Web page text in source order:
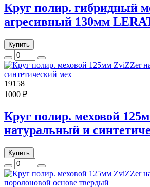
Круг полир. гибридный
агресивный 130мм
Купить
19158
1000 ₽
Круг полир. меховой
натуральный и
Купить